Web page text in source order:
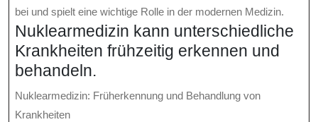
bei und spielt eine wichtige Rolle in der modernen Medizin.
Nuklearmedizin kann unterschiedliche
Krankheiten frühzeitig erkennen und
behandeln.
Nuklearmedizin: Früherkennung und Behandlung von
Krankheiten